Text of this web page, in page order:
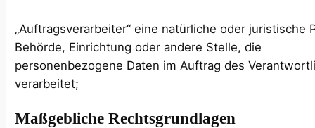
„Auftragsverarbeiter“ eine natürliche oder juristische
Behörde, Einrichtung oder andere Stelle, die
personenbezogene Daten im Auftrag des
verarbeitet;
Maßgebliche Rechtsgrundlagen